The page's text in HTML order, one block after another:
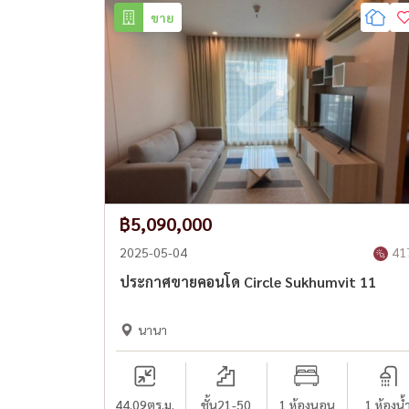
ขาย
฿5,090,000
2025-05-04
ประกาศขายคอนโด Circle Sukhumvit 11
นานา
44.09ตร.ม. ชั้น21-50 1 ห้องนอน 1 ห้องน้